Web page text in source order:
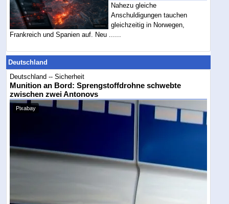
Nahezu gleiche
Anschuldigungen tauchen
gleichzeitig in Norwegen,
Frankreich und Spanien auf. Neu ......
Deutschland
Deutschland -- Sicherheit
Munition an Bord: Sprengstoffdrohne schwebte
zwischen zwei Antonovs
Pixabay